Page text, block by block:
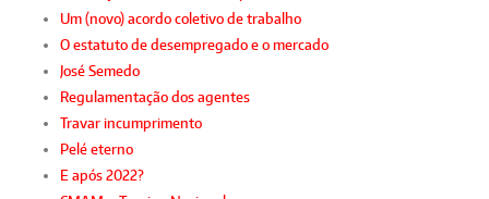
Um (novo) acordo coletivo de trabalho
O estatuto de desempregado e o mercado
José Semedo
Regulamentação dos agentes
Travar incumprimento
Pelé eterno
E após 2022?